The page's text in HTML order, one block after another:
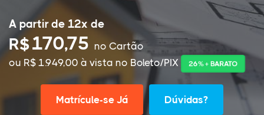
A partir de 12x de
R$170,75 no Cartão
ou R$ 1.949,00 à vista no Boleto/PIX
26% + BARATO
Matrícule-se Já Dúvidas?